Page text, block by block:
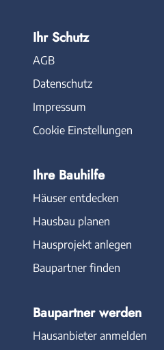
Ihr Schutz
AGB
Datenschutz
Impressum
Cookie Einstellungen
Ihre Bauhilfe
Häuser entdecken
Hausbau planen
Hausprojekt anlegen
Baupartner finden
Baupartner werden
Hausanbieter anmelden